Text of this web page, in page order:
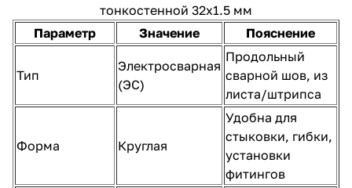
тонкостенной 32х1.5 мм
Параметр
Значение Пояснение
Тип
Электросварная
(ЭС)
Продольный
сварной шов, из
листа/штрипса
Форма Круглая
Удобна для
стыковки, гибки,
установки
фитингов